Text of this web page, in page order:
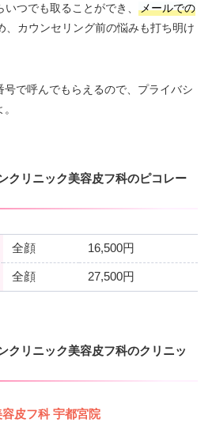
つでも取ることができ、
メールでの
、カウンセリング前の悩みも打ち明け
で呼んでもらえるので、プライバシ
クリニック美容皮フ科のピコレー
全顔 16,500円
全顔 27,500円
クリニック美容皮フ科のクリニッ
皮フ科 宇都宮院